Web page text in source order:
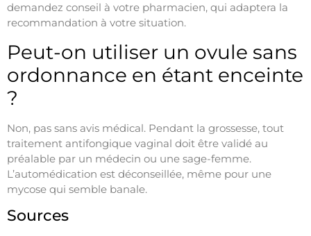
demandez conseil à votre pharmacien, qui adaptera la
recommandation à votre situation.
Peut-on utiliser un ovule sans
ordonnance en étant enceinte
?
Non, pas sans avis médical. Pendant la grossesse, tout
traitement antifongique vaginal doit être validé au
préalable par un médecin ou une sage-femme.
L’automédication est déconseillée, même pour une
mycose qui semble banale.
Sources